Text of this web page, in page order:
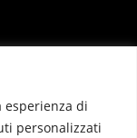
esperienza di
personalizzati
Savona